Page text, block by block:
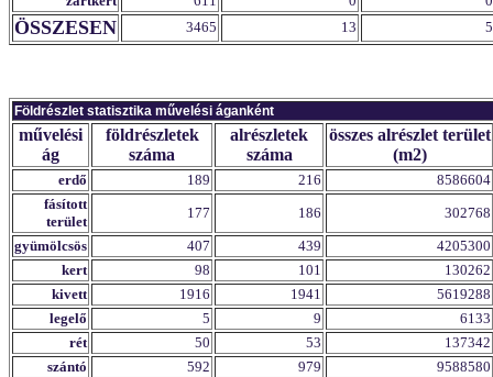
ÖSSZESEN 3465 13 5
Földrészlet statisztika művelési áganként
művelési
ág
földrészletek
száma
alrészletek
száma
összes alrészlet terület
(m2)
erdő 189 216
8586604
fásított
terület
177 186
302768
gyümölcsös
407 439
4205300
kert
98 101
130262
kivett
1916 1941
5619288
legelő
5 9
6133
rét
50 53
137342
szántó
592 979
9588580